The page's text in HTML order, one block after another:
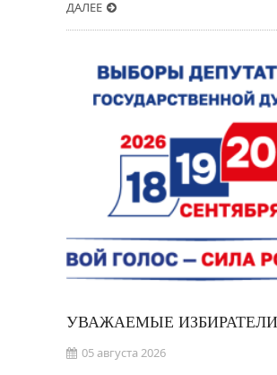
ДАЛЕЕ
УВАЖАЕМЫЕ
05 августа 2026